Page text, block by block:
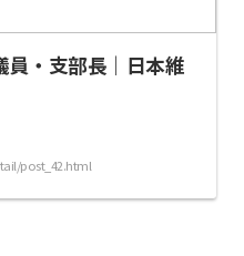
・支部長｜日本維
post_42.html